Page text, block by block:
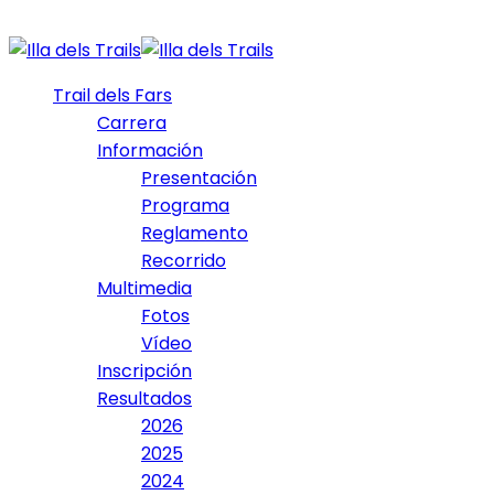
Trail dels Fars
Carrera
Información
Presentación
Programa
Reglamento
Recorrido
Multimedia
Fotos
Vídeo
Inscripción
Resultados
2026
2025
2024